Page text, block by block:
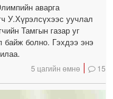
аварга
У.Хүрэлсүхээс уучлал
Тамгын газар уг
байж болно. Гэхдээ энэ
5 цагийн өмнө 15